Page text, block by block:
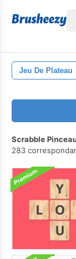
Jeu De Plateau
Scrabble
283